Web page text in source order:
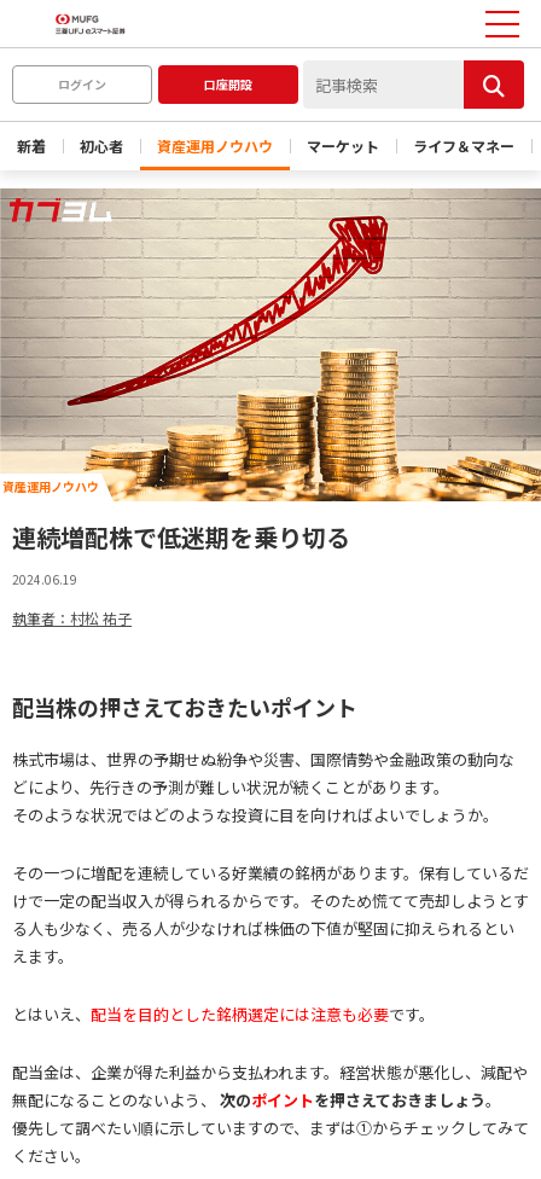
ログイン 口座開設
新着 初心者 資産運用ノウハウ マーケット ライフ＆マネー
資産運用ノウハウ
連続増配株で低迷期を乗り切る
2024.06.19
執筆者：村松 祐子
配当株の押さえておきたいポイント
株式市場は、世界の予期せぬ紛争や災害、国際情勢や金融政策の動向な
どにより、先行きの予測が難しい状況が続くことがあります。
そのような状況ではどのような投資に目を向ければよいでしょうか。
その一つに増配を連続している好業績の銘柄があります。保有しているだ
けで一定の配当収入が得られるからです。そのため慌てて売却しようとす
る人も少なく、売る人が少なければ株価の下値が堅固に抑えられるとい
えます。
とはいえ、 配当を目的とした銘柄選定には注意も必要です。
配当金は、企業が得た利益から支払われます。経営状態が悪化し、減配や
無配になることのないよう、
次のポイントを押さえておきましょう。
優先して調べたい順に示していますので、まずは①からチェックしてみて
ください。